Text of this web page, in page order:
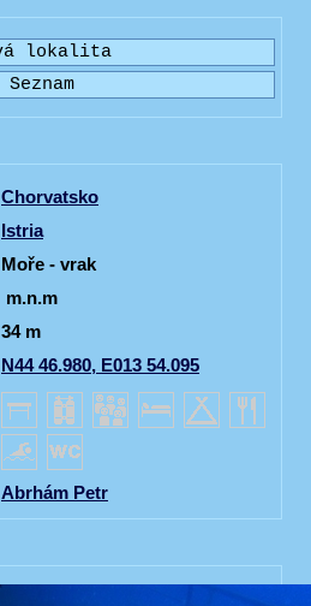
Chorvatsko
Istria
Moře - vrak
m.n.m
34 m
N44 46.980, E013 54.095
Abrhám Petr